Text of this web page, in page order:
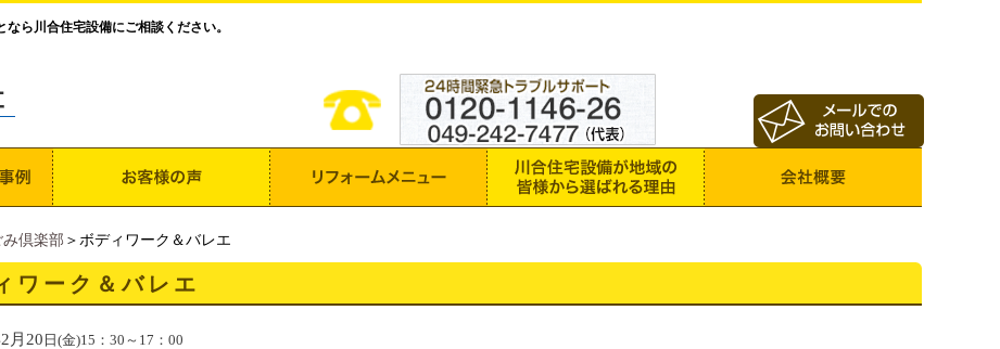
ら川合住宅設備にご相談ください。
み倶楽部 ＞ボディワーク＆バレエ
ワーク＆バレエ
月20 日(金)15：30～17：00